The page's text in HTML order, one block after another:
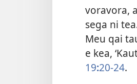
voravora,
sega ni
Meu qai
e kea,
19:20-24.